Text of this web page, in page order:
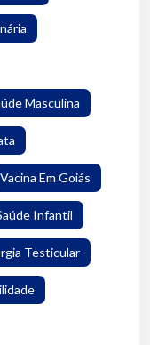
Masculina
Vacina Em Goiás
Infantil
Testicular